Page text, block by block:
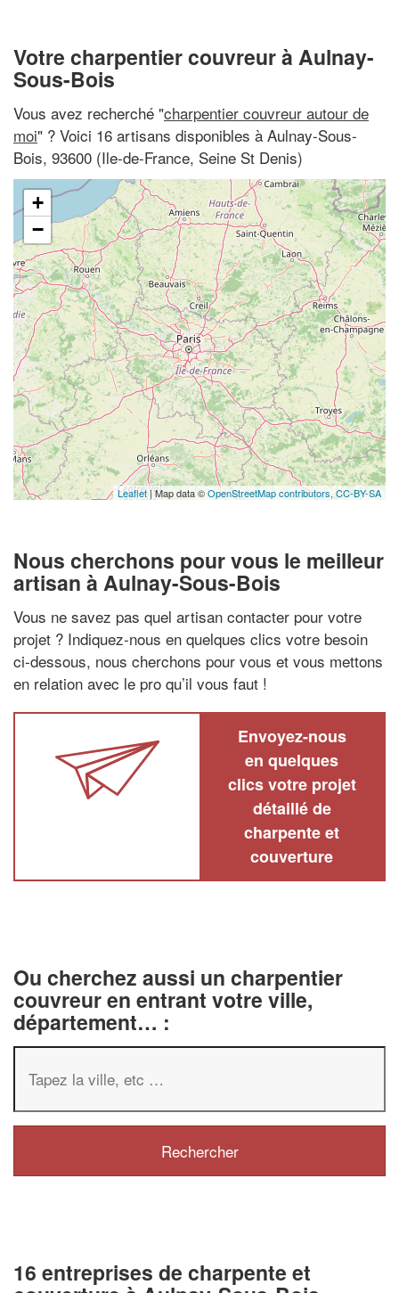
Votre charpentier couvreur à Aulnay-
Sous-Bois
Vous avez recherché "charpentier couvreur autour de
moi" ? Voici 16 artisans disponibles à Aulnay-Sous-
Bois, 93600 (Ile-de-France, Seine St Denis)
+
−
Leaflet| Map data ©OpenStreetMap contributors, CC-BY-SA
Nous cherchons pour vous le meilleur
artisan à Aulnay-Sous-Bois
Vous ne savez pas quel artisan contacter pour votre
projet ? Indiquez-nous en quelques clics votre besoin
ci-dessous, nous cherchons pour vous et vous mettons
en relation avec le pro qu’il vous faut !
Envoyez-nous
en quelques
clics votre projet
détaillé de
charpente et
couverture
Ou cherchez aussi un charpentier
couvreur en entrant votre ville,
département… :
16 entreprises de charpente et